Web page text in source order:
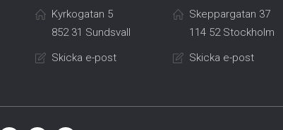
Kyrkogatan 5
852 31 Sundsvall
Skicka e-post
Skeppargatan 37
114 52 Stockholm
Skicka e-post